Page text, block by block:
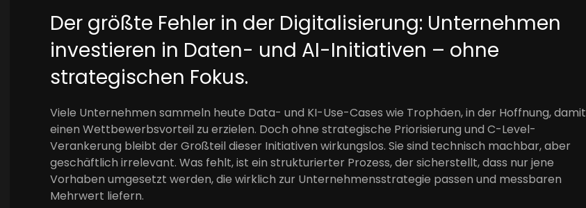
Der größte Fehler in der Digitalisierung: Unternehmen
investieren in Daten- und AI-Initiativen – ohne
strategischen Fokus.
Viele Unternehmen sammeln heute Data- und KI-Use-Cases wie Trophäen, in der Hoffnung, damit
einen Wettbewerbsvorteil zu erzielen. Doch ohne strategische Priorisierung und C-Level-
Verankerung bleibt der Großteil dieser Initiativen wirkungslos. Sie sind technisch machbar, aber
geschäftlich irrelevant. Was fehlt, ist ein strukturierter Prozess, der sicherstellt, dass nur jene
Vorhaben umgesetzt werden, die wirklich zur Unternehmensstrategie passen und messbaren
Mehrwert liefern.